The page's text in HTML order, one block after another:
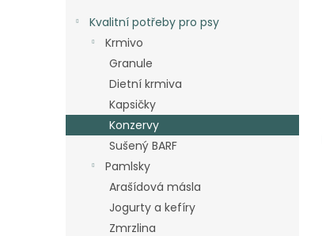
Kvalitní potřeby pro psy
Krmivo
Granule
Dietní krmiva
Kapsičky
Konzervy
Sušený BARF
Pamlsky
Arašídová másla
Jogurty a kefíry
Zmrzlina